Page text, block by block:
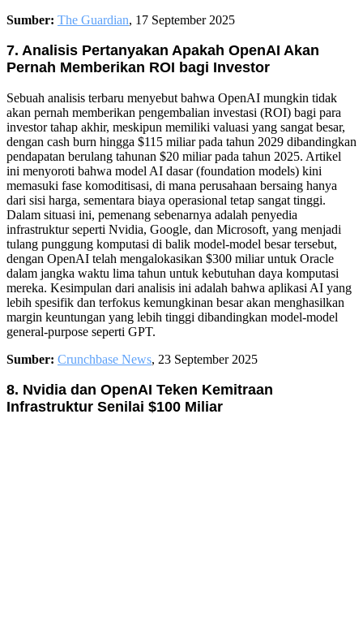
Sumber: The Guardian, 17 September 2025
7. Analisis Pertanyakan Apakah OpenAI Akan
Pernah Memberikan ROI bagi Investor
Sebuah analisis terbaru menyebut bahwa OpenAI mungkin tidak
akan pernah memberikan pengembalian investasi (ROI) bagi para
investor tahap akhir, meskipun memiliki valuasi yang sangat besar,
dengan cash burn hingga $115 miliar pada tahun 2029 dibandingkan
pendapatan berulang tahunan $20 miliar pada tahun 2025. Artikel
ini menyoroti bahwa model AI dasar (foundation models) kini
memasuki fase komoditisasi, di mana perusahaan bersaing hanya
dari sisi harga, sementara biaya operasional tetap sangat tinggi.
Dalam situasi ini, pemenang sebenarnya adalah penyedia
infrastruktur seperti Nvidia, Google, dan Microsoft, yang menjadi
tulang punggung komputasi di balik model-model besar tersebut,
dengan OpenAI telah mengalokasikan $300 miliar untuk Oracle
dalam jangka waktu lima tahun untuk kebutuhan daya komputasi
mereka. Kesimpulan dari analisis ini adalah bahwa aplikasi AI yang
lebih spesifik dan terfokus kemungkinan besar akan menghasilkan
margin keuntungan yang lebih tinggi dibandingkan model-model
general-purpose seperti GPT.
Sumber: Crunchbase News, 23 September 2025
8. Nvidia dan OpenAI Teken Kemitraan
Infrastruktur Senilai $100 Miliar